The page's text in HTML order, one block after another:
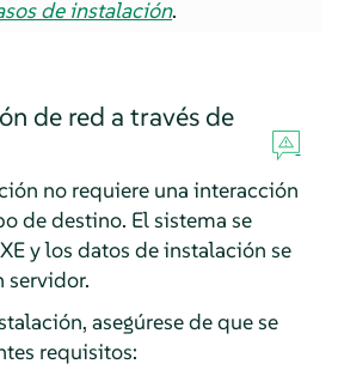
de instalación.
de red a través de
no requiere una interacción
de destino. El sistema se
y los datos de instalación se
servidor.
asegúrese de que se
requisitos: